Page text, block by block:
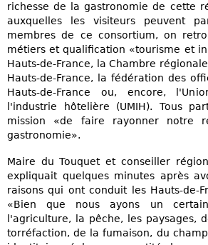
richesse de la gastronomie de cette
auxquelles les visiteurs peuvent
membres de ce consortium, on
métiers et qualification «tourisme et
Hauts-de-France, la Chambre
Hauts-de-France, la fédération des
Hauts-de-France ou, encore,
l'industrie hôtelière (UMIH). Tous
mission «de faire rayonner notre
gastronomie».
Maire du Touquet et conseiller
expliquait quelques minutes après
raisons qui ont conduit les Hauts-de-
«Bien que nous ayons un
l'agriculture, la pêche, les paysages,
torréfaction, de la fumaison, du